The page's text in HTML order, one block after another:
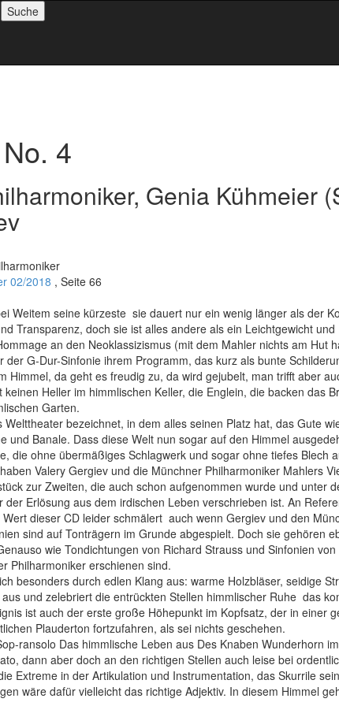
4
Genia Kühmeier
02/2018 , Seite 66
Weitem seine kürzeste  sie dauert nur ein wenig länger als der
Transparenz, doch sie ist alles andere als ein Leichtgewicht und
an den Neoklassizismus (mit dem Mahler nichts am Hut
der G-Dur-Sinfonie ihrem Programm, das kurz als bunte
Himmel, da geht es freudig zu, da wird gejubelt, man trifft aber
keinen Heller im himmlischen Keller, die Englein, die backen das
Garten.
Welttheater bezeichnet, in dem alles seinen Platz hat, das Gute
und Banale. Dass diese Welt nun sogar auf den Himmel
die ohne übermäßiges Schlagwerk und sogar ohne tiefes Blech
Valery Gergiev und die Münchner Philharmoniker Mahlers
zur Zweiten, die auch schon aufgenommen wurde und unter
der Erlösung aus dem irdischen Leben verschrieben ist. An
dieser CD leider schmälert  auch wenn Gergiev und den
sind auf Tonträgern im Grunde abgespielt. Doch sie gehören
wie Tondichtungen von Richard Strauss und Sinfonien
Philharmoniker erschienen sind.
besonders durch edlen Klang aus: warme Holzbläser, seidige
und zelebriert die entrückten Stellen himmlischer Ruhe  das
ist auch der erste große Höhepunkt im Kopfsatz, der in einer
Plauderton fortzufahren, als sei nichts geschehen.
ransolo Das himmlische Leben aus Des Knaben Wunderhorn
dann aber doch an den richtigen Stellen auch leise bei
Extreme in der Artikulation und Instrumentation, das Skurrile
wäre dafür vielleicht das richtige Adjektiv. In diesem Himmel